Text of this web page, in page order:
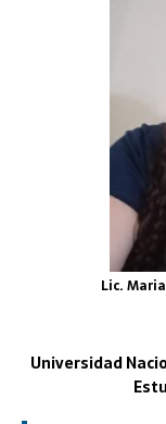
Lic.
Universidad